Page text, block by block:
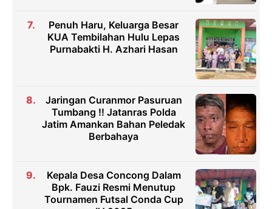
Penuh Haru, Keluarga Besar
KUA Tembilahan Hulu Lepas
Purnabakti H. Azhari Hasan
Jaringan Curanmor Pasuruan
Tumbang !! Jatanras Polda
Jatim Amankan Bahan Peledak
Berbahaya
Kepala Desa Concong Dalam
Bpk. Fauzi Resmi Menutup
Tournamen Futsal Conda Cup